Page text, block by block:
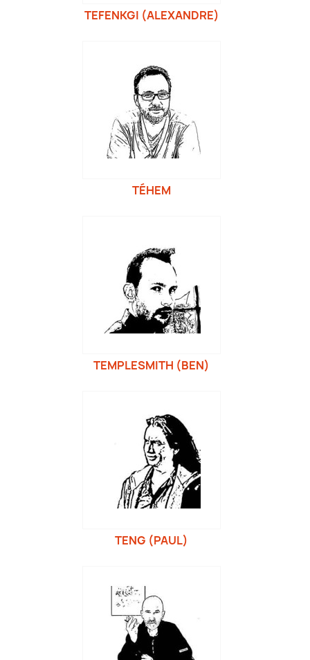
TEFENKGI (ALEXANDRE)
TÉHEM
TEMPLESMITH (BEN)
TENG (PAUL)